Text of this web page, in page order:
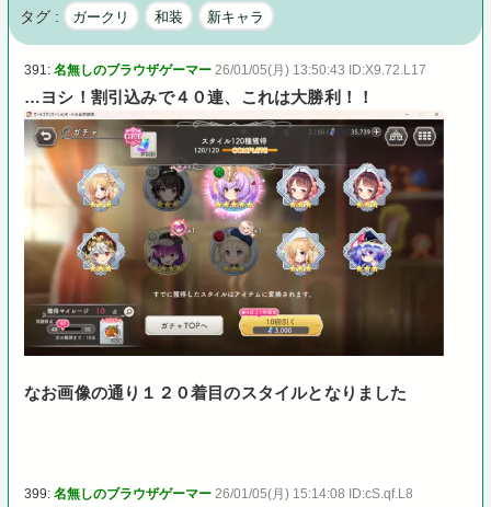
タグ :
ガークリ 和装 新キャラ
391:名無しのブラウザゲーマー 26/01/05(月) 13:50:43 ID:X9.72.L17
…ヨシ！割引込みで４０連、これは大勝利！！
なお画像の通り１２０着目のスタイルとなりました
399:名無しのブラウザゲーマー 26/01/05(月) 15:14:08 ID:cS.qf.L8